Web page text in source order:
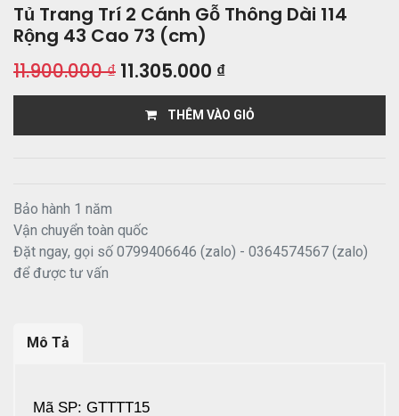
Tủ Trang Trí 2 Cánh Gỗ Thông Dài 114
Rộng 43 Cao 73 (cm)
11.900.000₫ 11.305.000 ₫
THÊM VÀO GIỎ
Bảo hành 1 năm
Vận chuyển toàn quốc
Đặt ngay, gọi số 0799406646 (zalo) - 0364574567 (zalo)
để được tư vấn
Mô Tả
Mã SP: GTTTT15